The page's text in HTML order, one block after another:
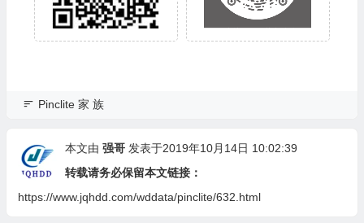
Pinclite 家 族
本文由 强哥 发表于2019年10月14日 10:02:39
转载请务必保留本文链接：
https://www.jqhdd.com/wddata/pinclite/632.html